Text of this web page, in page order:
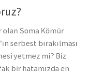
olan Soma Kömür
serbest bırakılması
yetmez mi? Biz
bir hatamızda en